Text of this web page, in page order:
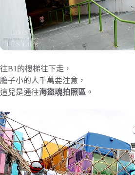
往B1的樓梯往下走，
膽子小的人千萬要注意，
這兒是通往海盜魂拍照區 。